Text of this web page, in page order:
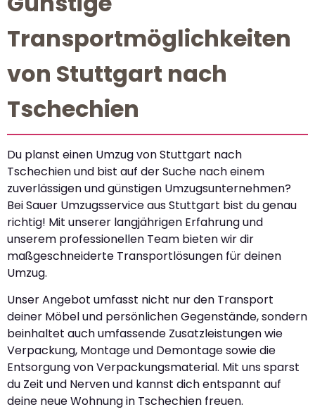
Transportmöglichkeiten
von Stuttgart nach
Tschechien
Du planst einen Umzug von Stuttgart nach
Tschechien und bist auf der Suche nach einem
zuverlässigen und günstigen Umzugsunternehmen?
Bei Sauer Umzugsservice aus Stuttgart bist du genau
richtig! Mit unserer langjährigen Erfahrung und
unserem professionellen Team bieten wir dir
maßgeschneiderte Transportlösungen für deinen
Umzug.
Unser Angebot umfasst nicht nur den Transport
deiner Möbel und persönlichen Gegenstände, sondern
beinhaltet auch umfassende Zusatzleistungen wie
Verpackung, Montage und Demontage sowie die
Entsorgung von Verpackungsmaterial. Mit uns sparst
du Zeit und Nerven und kannst dich entspannt auf
deine neue Wohnung in Tschechien freuen.